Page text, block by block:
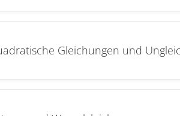
Gleichungen und